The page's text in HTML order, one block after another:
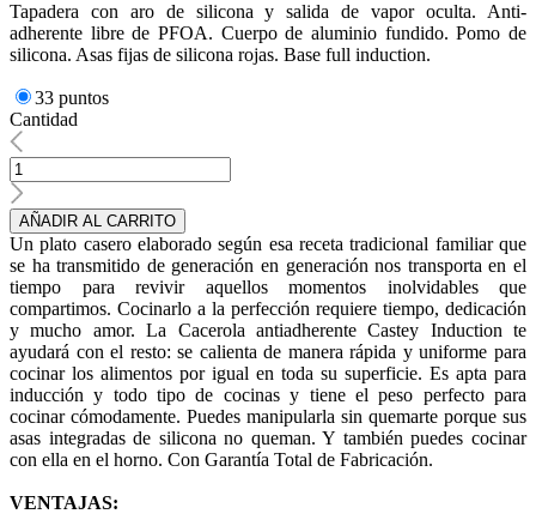
Tapadera con aro de silicona y salida de vapor oculta. Anti-
adherente libre de PFOA. Cuerpo de aluminio fundido. Pomo de
silicona. Asas fijas de silicona rojas. Base full induction.
33 puntos
Cantidad
AÑADIR AL CARRITO
Un plato casero elaborado según esa receta tradicional familiar que
se ha transmitido de generación en generación nos transporta en el
tiempo para revivir aquellos momentos inolvidables que
compartimos. Cocinarlo a la perfección requiere tiempo, dedicación
y mucho amor. La Cacerola antiadherente Castey Induction te
ayudará con el resto: se calienta de manera rápida y uniforme para
cocinar los alimentos por igual en toda su superficie. Es apta para
inducción y todo tipo de cocinas y tiene el peso perfecto para
cocinar cómodamente. Puedes manipularla sin quemarte porque sus
asas integradas de silicona no queman. Y también puedes cocinar
con ella en el horno. Con Garantía Total de Fabricación.
VENTAJAS: